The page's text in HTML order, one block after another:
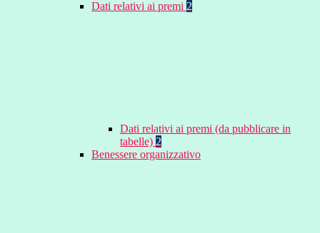
Dati relativi ai premi 2
Dati relativi ai premi (da pubblicare in
tabelle) 2
Benessere organizzativo